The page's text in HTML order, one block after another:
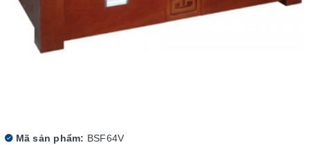
Mã sản phẩm: BSF64V